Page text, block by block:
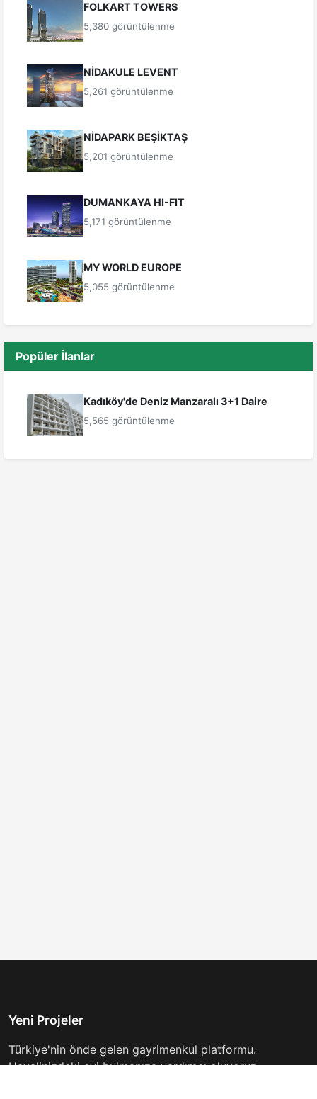
FOLKART TOWERS
5,380 görüntülenme
NİDAKULE LEVENT
5,261 görüntülenme
NİDAPARK BEŞİKTAŞ
5,201 görüntülenme
DUMANKAYA HI-FIT
5,171 görüntülenme
MY WORLD EUROPE
5,055 görüntülenme
Popüler İlanlar
Kadıköy'de Deniz Manzaralı 3+1 Daire
5,565 görüntülenme
Yeni Projeler
Türkiye'nin önde gelen gayrimenkul platformu.
Hayalinizdeki evi bulmanıza yardımcı oluyoruz.